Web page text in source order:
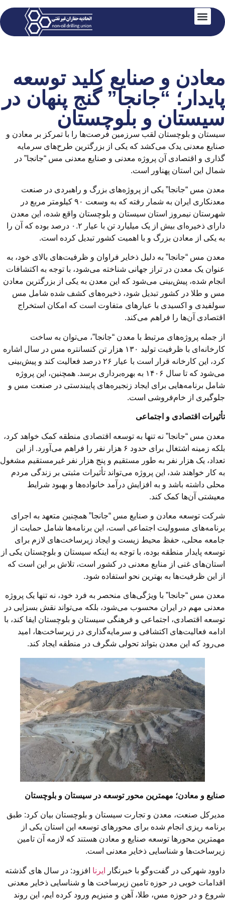
معادن و صنایع کلید توسعه‌
پایدار؛ “جانجا” گنج پنهان در
سیستان و بلوچستان
سیستان و بلوچستان لقب سرزمین فرصت‌ها را با تمرکز بر معادن و
صنایع معدنی یدک می‌کشد که یکی از بزرگترین طرح‌های سرمایه
گذاری و اقتصادی آن پروژه معدنی و صنایع معدنی مس “جانجا” در
شمال این استان پهناور است.
معدن مس “جانجا” یکی از پروژه‌های بزرگ و راهبردی در صنعت
معدنکاری ایران به شمار رفته که به وسعت ۹۰ کیلومتر مربع در
شهرستان نیمروز استان سیستان و بلوچستان واقع شده، این معدن
دارای ذخیره‌ای بیش از یک میلیارد تن با عیار ۰.۲ درصد بوده که آن را
به یکی از معادن بزرگ و با اهمیت کشور تبدیل کرده است.
معدن مس “جانجا” به دلیل ذخایر فراوان و ظرفیت‌های بالای خود، به
عنوان یک معدن در تراز جهانی شناخته می‌شود، با توجه به اکتشافات
انجام شده، پیش‌بینی می‌شود که این معدن به یکی از بزرگترین معادن
مس و طلا در کشور تبدیل شود، ذخیره‌های کشف شده شامل مس
سولفیدی و اکسیدی با عیارهای متفاوت است که امکان استخراج
اقتصادی آن‌ها را فراهم می‌کند.
از جمله پروژه‌های مرتبط با معدن “جانجا”، می‌توان به ساخت
کارخانه‌ای با ظرفیت تولید ۱۳۰ هزار تن کنسانتره مس در سال اشاره
کرد، این کارخانه قرار است با عیار ۲۶ درصد فعالیت کند و پیش‌بینی
می‌شود که تا سال ۱۴۰۶ به بهره‌برداری برسد. همچنین، این پروژه
شامل برنامه‌هایی برای ایجاد زنجیره‌های پاییندستی در صنعت مس و
جلوگیری از خام‌فروشی است.
تأثیرات اقتصادی و اجتماعی
معدن مس “جانجا” نه تنها به توسعه اقتصادی منطقه کمک خواهد کرد،
بلکه زمینه اشتغال برای حدود ۶ هزار نفر را فراهم می‌آورد. از این
تعداد، یک هزار نفر به طور مستقیم و پنج هزار نفر غیرمستقیم مشغول
به کار خواهند شد، این پروژه می‌تواند تأثیرات مثبتی بر زندگی مردم
محلی داشته باشد و به افزایش درآمد خانواده‌ها و بهبود شرایط
معیشتی آن‌ها کمک کند.
شرکت توسعه معادن و صنایع مس “جانجا” همچنین متعهد به اجرای
برنامه‌های مسوولیت اجتماعی است، این برنامه‌ها شامل حمایت از
جامعه محلی، حفظ محیط زیست و ایجاد زیرساخت‌های لازم برای
توسعه پایدار منطقه بوده، با توجه به اینکه سیستان و بلوچستان یکی از
استان‌های غنی از منابع معدنی در کشور است، تلاش بر این است که
از این ظرفیت‌ها به بهترین نحو استفاده شود.
معدن مس “جانجا” با ویژگی‌های منحصر به فرد خود، نه تنها یک پروژه
معدنی مهم در ایران محسوب می‌شود، بلکه می‌تواند نقش بسزایی در
توسعه اقتصادی، اجتماعی و فرهنگی سیستان و بلوچستان ایفا کند، با
ادامه فعالیت‌های اکتشافی و سرمایه‌گذاری در زیرساخت‌ها، امید
می‌رود که این معدن بتواند تحولی شگرف در منطقه ایجاد کند.
صنایع و معادن؛ مهمترین محور توسعه در سیستان و بلوچستان
مدیرکل صنعت، معدن و تجارت سیستان و بلوچستان بیان کرد: طبق
برنامه ریزی انجام شده برای محورهای توسعه این استان یکی از
مهمترین محورها توسعه صنایع و معادن هستند که لازمه آن تامین
زیرساخت‌ها و شناسایی ذخایر معدنی است.
داوود شهرکی در گفت‌وگو با خبرنگار ایرنا افزود: در سال های گذشته
اقدامات خوبی در حوزه تامین زیرساخت ها و شناسایی ذخایر معدنی
شروع و در حوزه مس، طلا، آهن و منیزیم ورود کرده ایم، این روند